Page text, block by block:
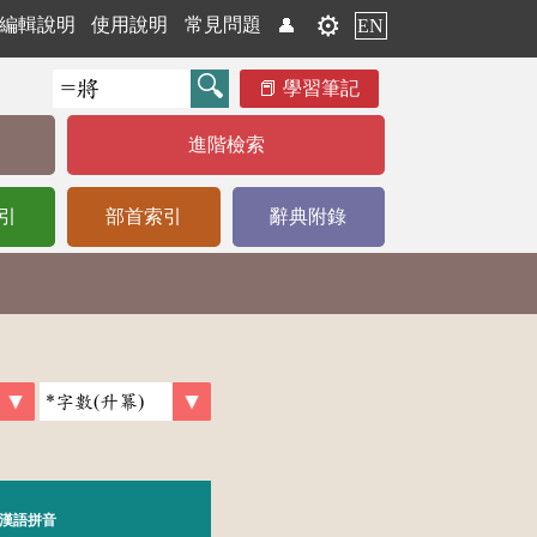
編輯說明 使用說明 常見問題 👤 ⚙️ EN
學習筆記
進階檢索
部首索引 辭典附錄
漢語拼音